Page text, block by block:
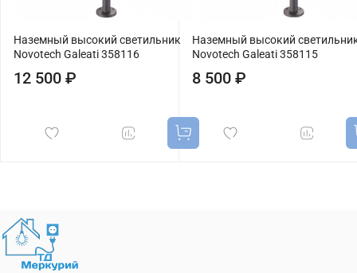
Наземный высокий светильник
Novotech Galeati 358116
12 500 ₽
Наземный высокий
Novotech Galeati 358115
8 500 ₽